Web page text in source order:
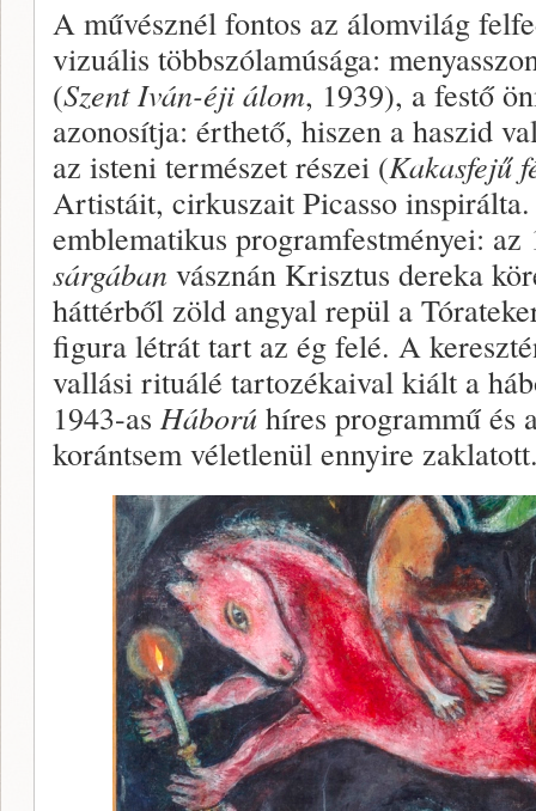
A művésznél fontos az álomvilág
vizuális többszólamúsága:
(Szent Iván-éji álom, 1939), a festő
azonosítja: érthető, hiszen a haszid
az isteni természet részei (Kakasfejű
Artistáit, cirkuszait Picasso
emblematikus programfestményei:
sárgában vásznán Krisztus dereka
háttérből zöld angyal repül a
figura létrát tart az ég felé. A
vallási rituálé tartozékaival kiált a
1943-as Háború híres programmű és
korántsem véletlenül ennyire